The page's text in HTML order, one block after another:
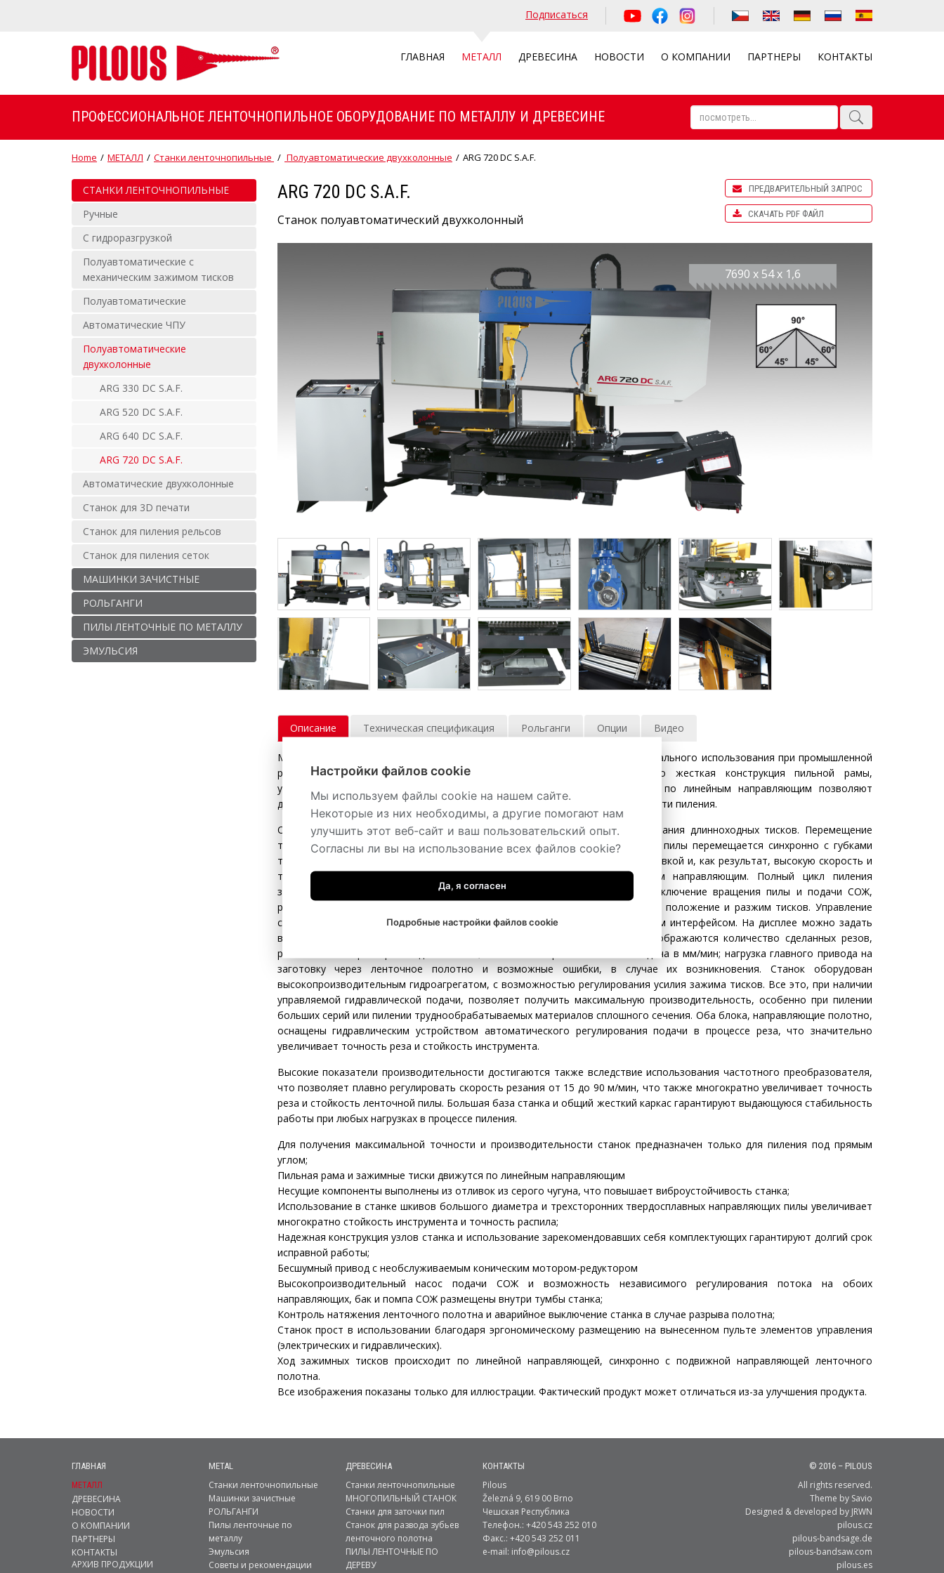
Подписаться
ГЛАВНАЯ МЕТАЛЛ ДРЕВЕСИНА НОВОСТИ О КОМПАНИИ ПАРТНЕРЫ КОНТАКТЫ
ПРОФЕССИОНАЛЬНОЕ ЛЕНТОЧНОПИЛЬНОЕ ОБОРУДОВАНИЕ ПО МЕТАЛЛУ И ДРЕВЕСИНЕ
Home / МЕТАЛЛ / Станки ленточнопильные / Полуавтоматические двухколонные / ARG 720 DC S.A.F.
СТАНКИ ЛЕНТОЧНОПИЛЬНЫЕ
Ручные
С гидроразгрузкой
Полуавтоматические с
механическим зажимом тисков
Полуавтоматические
Автоматические ЧПУ
Полуавтоматические
двухколонные
ARG 330 DC S.A.F.
ARG 520 DC S.A.F.
ARG 640 DC S.A.F.
ARG 720 DC S.A.F.
Автоматические двухколонные
Станок для 3D печати
Станок для пиления рельсов
Станок для пиления сеток
МАШИНКИ ЗАЧИСТНЫЕ
РОЛЬГАНГИ
ПИЛЫ ЛЕНТОЧНЫЕ ПО МЕТАЛЛУ
ЭМУЛЬСИЯ
ARG 720 DC S.A.F.
Станок полуавтоматический двухколонный
ПРЕДВАРИТЕЛЬНЫЙ ЗАПРОС
СКАЧАТЬ PDF ФАЙЛ
7690 x 54 x 1,6
Описание Техническая спецификация Рольганги Опции Видео
Мощный двухколонный полуавтоматический станок, разработан для универсального использования при промышленной
резке материалов в условиях серийного производства. Необыкновенно жесткая конструкция пильной рамы,
установленной на массивном двухколонном каркасе, и перемещающейся по линейным направляющим позволяют
достичь превосходной жесткости всей системы в целом и выдающейся точности пиления.
Оптимальный зажим заготовки при пилении реализован за счет использования длинноходных тисков. Перемещение
тисков происходит по линейным направляющим. Подвижная направляющая пилы перемещается синхронно с губками
тисков, что обеспечивает минимальный зазор между направляющей и заготовкой и, как результат, высокую скорость и
точность пропила. Перемещение блока также происходит по линейным направляющим. Полный цикл пиления
запускается при нажатии одной кнопки – происходит зажим материала, включение вращения пилы и подачи СОЖ,
распила, выключения пилы и СОЖ, подъем рамы в исходное настраиваемое положение и разжим тисков. Управление
станком происходит с помощью сенсорного дисплея с простым интуитивным интерфейсом. На дисплее можно задать
высоту подъема рамы, в зависимости от размеров заготовок, на нем отображаются количество сделанных резов,
режимы на которых происходит пиление, такие как скорость в м/мин и подача в мм/мин; нагрузка главного привода на
заготовку через ленточное полотно и возможные ошибки, в случае их возникновения. Станок оборудован
высокопроизводительным гидроагрегатом, с возможностью регулирования усилия зажима тисков. Все это, при наличии
управляемой гидравлической подачи, позволяет получить максимальную производительность, особенно при пилении
больших серий или пилении труднообрабатываемых материалов сплошного сечения. Оба блока, направляющие полотно,
оснащены гидравлическим устройством автоматического регулирования подачи в процессе реза, что значительно
увеличивает точность реза и стойкость инструмента.
Высокие показатели производительности достигаются также вследствие использования частотного преобразователя,
что позволяет плавно регулировать скорость резания от 15 до 90 м/мин, что также многократно увеличивает точность
реза и стойкость ленточной пилы. Большая база станка и общий жесткий каркас гарантируют выдающуюся стабильность
работы при любых нагрузках в процессе пиления.
Для получения максимальной точности и производительности станок предназначен только для пиления под прямым
углом;
Пильная рама и зажимные тиски движутся по линейным направляющим
Несущие компоненты выполнены из отливок из серого чугуна, что повышает виброустойчивость станка;
Использование в станке шкивов большого диаметра и трехсторонних твердосплавных направляющих пилы увеличивает
многократно стойкость инструмента и точность распила;
Надежная конструкция узлов станка и использование зарекомендовавших себя комплектующих гарантируют долгий срок
исправной работы;
Бесшумный привод с необслуживаемым коническим мотором-редуктором
Высокопроизводительный насос подачи СОЖ и возможность независимого регулирования потока на обоих
направляющих, бак и помпа СОЖ размещены внутри тумбы станка;
Контроль натяжения ленточного полотна и аварийное выключение станка в случае разрыва полотна;
Станок прост в использовании благодаря эргономическому размещению на вынесенном пульте элементов управления
(электрических и гидравлических).
Ход зажимных тисков происходит по линейной направляющей, синхронно с подвижной направляющей ленточного
полотна.
Все изображения показаны только для иллюстрации. Фактический продукт может отличаться из-за улучшения продукта.
ГЛАВНАЯ
МЕТАЛЛ
ДРЕВЕСИНА
НОВОСТИ
О КОМПАНИИ
ПАРТНЕРЫ
КОНТАКТЫ
АРХИВ ПРОДУКЦИИ
METAL
Станки ленточнопильные
Машинки зачистные
РОЛЬГАНГИ
Пилы ленточные по
металлу
Эмульсия
Советы и рекомендации
ДРЕВЕСИНА
Станки ленточнопильные
МНОГОПИЛЬНЫЙ СТАНОК
Станки для заточки пил
Станок для развода зубьев
ленточного полотна
ПИЛЫ ЛЕНТОЧНЫЕ ПО
ДЕРЕВУ
КОНТАКТЫ
Pilous
Železná 9, 619 00 Brno
Чешская Республика
Телефон.: +420 543 252 010
Факс.: +420 543 252 011
e-mail: info@pilous.cz
© 2016 – PILOUS
All rights reserved.
Theme by Savio
Designed & developed by JRWN
pilous.cz
pilous-bandsage.de
pilous-bandsaw.com
pilous.es
Настройки файлов cookie
Мы используем файлы cookie на нашем сайте.
Некоторые из них необходимы, а другие помогают нам
улучшить этот веб-сайт и ваш пользовательский опыт.
Согласны ли вы на использование всех файлов cookie?
Да, я согласен
Подробные настройки файлов cookie